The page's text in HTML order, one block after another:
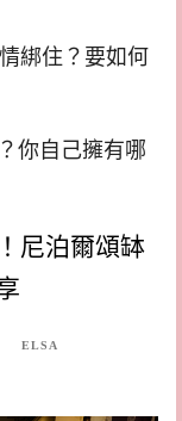
綁住？要如何
你自己擁有哪
尼泊爾頌缽
ELSA